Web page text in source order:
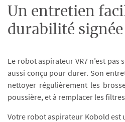
Un entretien
durabilité
Le robot aspirateur VR7 n’est
aussi conçu pour durer. Son
nettoyer régulièrement les
poussière, et à remplacer les
Votre robot aspirateur Kobold est